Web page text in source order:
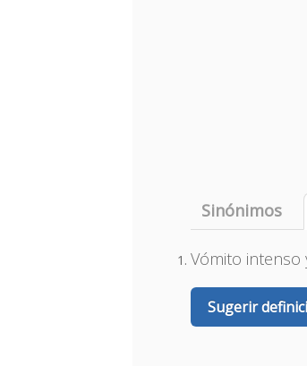
Sinónimos
Vómito intenso
Sugerir